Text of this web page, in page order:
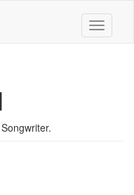
Toggle